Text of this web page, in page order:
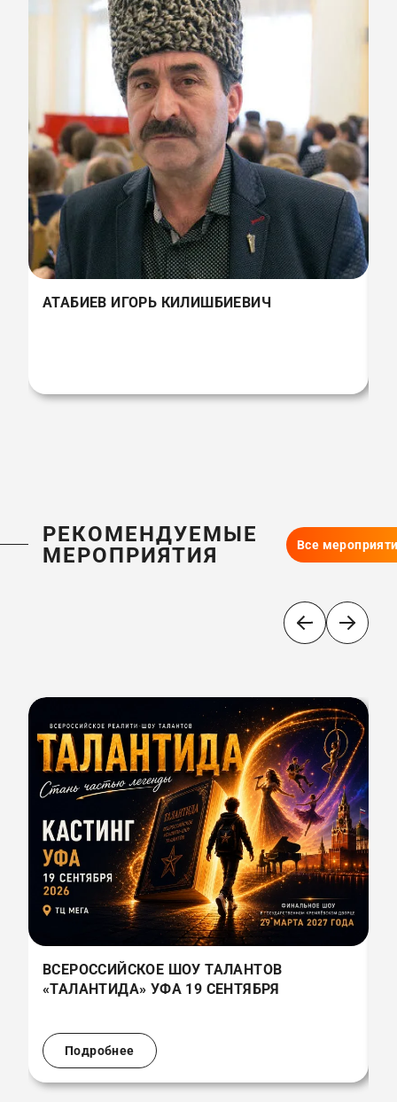
АТАБИЕВ ИГОРЬ КИЛИШБИЕВИЧ
РЕКОМЕНДУЕМЫЕ
МЕРОПРИЯТИЯ
Все
ВСЕРОССИЙСКОЕ ШОУ ТАЛАНТОВ
«ТАЛАНТИДА» УФА 19 СЕНТЯБРЯ
Подробнее